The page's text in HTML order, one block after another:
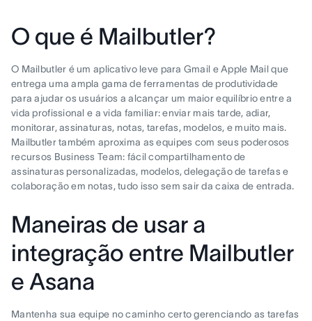
O que é Mailbutler?
O Mailbutler é um aplicativo leve para Gmail e Apple Mail que
entrega uma ampla gama de ferramentas de produtividade
para ajudar os usuários a alcançar um maior equilíbrio entre a
vida profissional e a vida familiar: enviar mais tarde, adiar,
monitorar, assinaturas, notas, tarefas, modelos, e muito mais.
Mailbutler também aproxima as equipes com seus poderosos
recursos Business Team: fácil compartilhamento de
assinaturas personalizadas, modelos, delegação de tarefas e
colaboração em notas, tudo isso sem sair da caixa de entrada.
Maneiras de usar a
integração entre Mailbutler
e Asana
Mantenha sua equipe no caminho certo gerenciando as tarefas